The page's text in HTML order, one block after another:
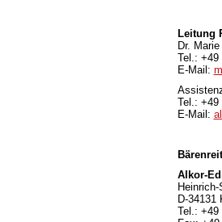
Leitung
Dr.
Tel.: +49
E-Mail:
Tel.: +49
E-Mail:
Alkor-
D-34131
Tel.: +49